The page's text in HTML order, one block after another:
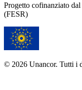
Progetto cofinanziato
(FESR)
© 2026 Unancor. Tutti i